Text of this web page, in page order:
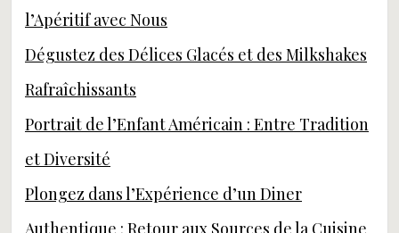
l’Apéritif avec Nous
Dégustez des Délices Glacés et des Milkshakes
Rafraîchissants
Portrait de l’Enfant Américain : Entre Tradition
et Diversité
Plongez dans l’Expérience d’un Diner
Authentique : Retour aux Sources de la Cuisine